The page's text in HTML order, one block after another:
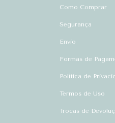
Como Comprar
Segurança
Envio
Formas de
Política de
Termos de Uso
Trocas de